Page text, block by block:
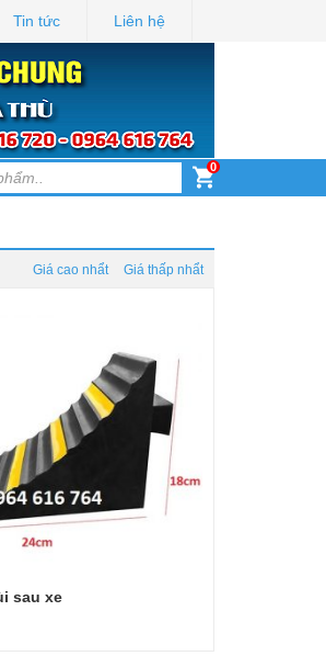
Tin tức Liên hệ
0
Giá cao nhẩt Giá thấp nhẩt
sau xe